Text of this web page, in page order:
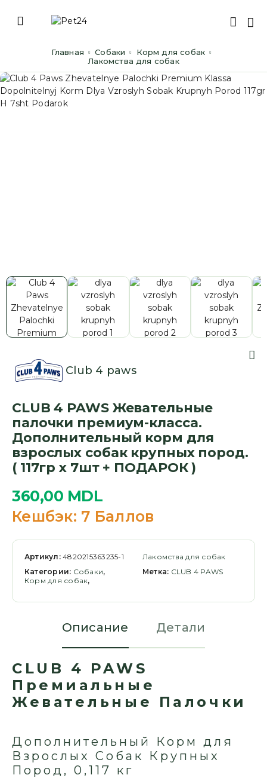
Главная Cобаки
Корм для собак
Лакомства для собак
Club 4 paws
CLUB 4 PAWS Жевательные
палочки премиум-класса.
Дополнительный корм для
взрослых собак крупных пород.
( 117гр х 7шт + ПОДАРОК )
360,00 MDL
Кешбэк: 7 Баллов
Артикул:4820215363235-1
Категории: Cобаки,
Корм для собак,
Лакомства для собак
Метка: CLUB 4 PAWS
Описание Детали
CLUB 4 PAWS
Премиальные
Жевательные Палочки
Дополнительный Корм для
Взрослых Собак Крупных
Пород, 0,117 кг